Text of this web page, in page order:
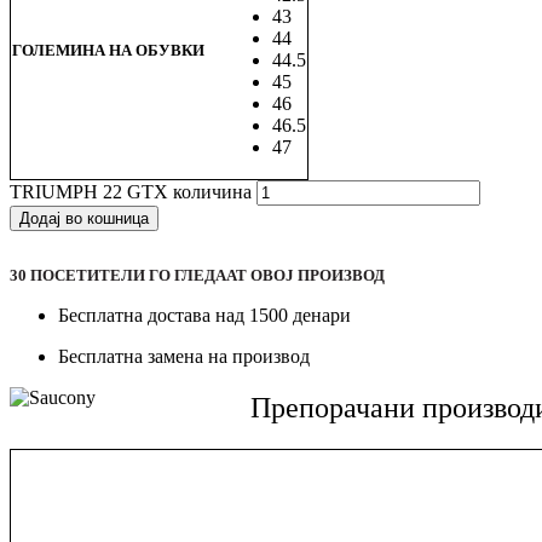
ГОЛЕМИНА НА ОБУВКИ
43
44
44.5
45
46
46.5
47
TRIUMPH 22 GTX количина
Додај во кошница
30 ПОСЕТИТЕЛИ ГО ГЛЕДААТ ОВОJ ПРОИЗВОД
Бесплатна достава над 1500 денари
Бесплатна замена на производ
Препорачани